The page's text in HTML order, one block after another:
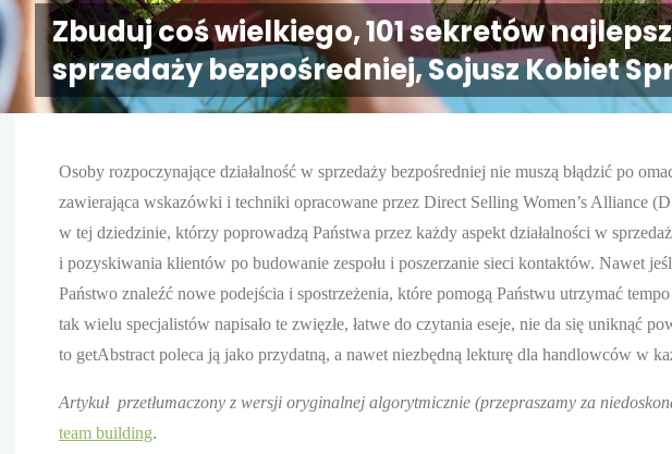
Zbuduj coś wielkiego, 101 sekretów
sprzedaży bezpośredniej, Sojusz Kobiet
Osoby rozpoczynające działalność w sprzedaży bezpośredniej nie muszą błądzić po
zawierająca wskazówki i techniki opracowane przez Direct Selling Women’s Alliance
w tej dziedzinie, którzy poprowadzą Państwa przez każdy aspekt działalności w
i pozyskiwania klientów po budowanie zespołu i poszerzanie sieci kontaktów. Nawet
Państwo znaleźć nowe podejścia i spostrzeżenia, które pomogą Państwu utrzymać
tak wielu specjalistów napisało te zwięzłe, łatwe do czytania eseje, nie da się uniknąć
to getAbstract poleca ją jako przydatną, a nawet niezbędną lekturę dla handlowców w
Artykuł przetłumaczony z wersji oryginalnej algorytmicznie (przepraszamy za
team building.